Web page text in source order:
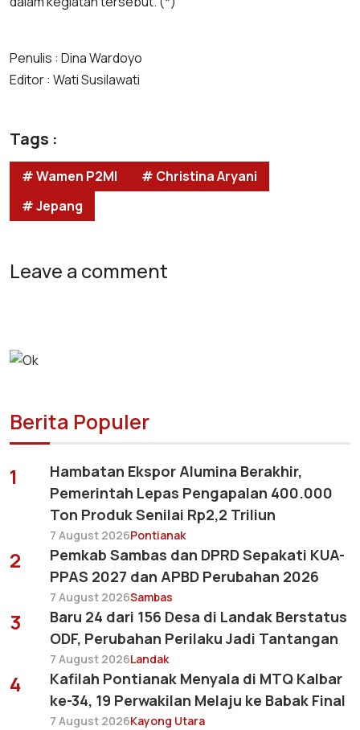
Penulis : Dina Wardoyo
Editor : Wati Susilawati
Tags :
# Wamen P2MI
# Christina Aryani
# Jepang
Leave a comment
Berita Populer
1
Hambatan Ekspor Alumina Berakhir,
Pemerintah Lepas Pengapalan 400.000
Ton Produk Senilai Rp2,2 Triliun
7 August 2026Pontianak
2
Pemkab Sambas dan DPRD Sepakati KUA-
PPAS 2027 dan APBD Perubahan 2026
7 August 2026Sambas
3
Baru 24 dari 156 Desa di Landak Berstatus
ODF, Perubahan Perilaku Jadi Tantangan
7 August 2026Landak
4
Kafilah Pontianak Menyala di MTQ Kalbar
ke-34, 19 Perwakilan Melaju ke Babak Final
7 August 2026Kayong Utara